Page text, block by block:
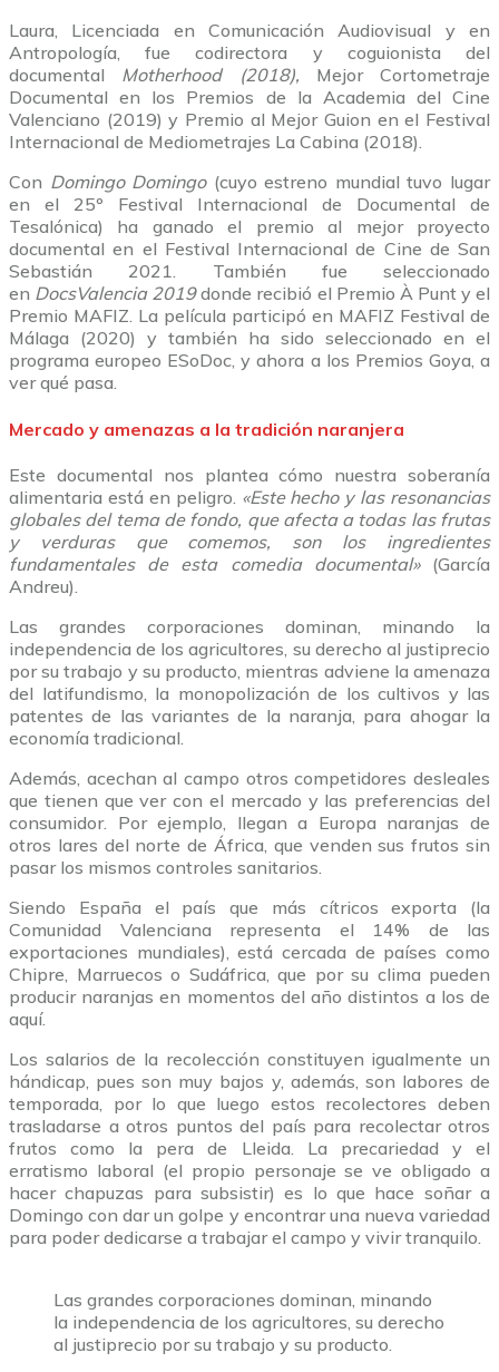
Laura, Licenciada en Comunicación Audiovisual y en
Antropología, fue codirectora y coguionista del
documental Motherhood (2018), Mejor Cortometraje
Documental en los Premios de la Academia del Cine
Valenciano (2019) y Premio al Mejor Guion en el Festival
Internacional de Mediometrajes La Cabina (2018).
Con Domingo Domingo(cuyo estreno mundial tuvo lugar
en el 25º Festival Internacional de Documental de
Tesalónica) ha ganado el premio al mejor proyecto
documental en el Festival Internacional de Cine de San
Sebastián 2021. También fue seleccionado
en DocsValencia2019donde recibió el Premio À Punt y el
Premio MAFIZ. La película participó en MAFIZ Festival de
Málaga (2020) y también ha sido seleccionado en el
programa europeo ESoDoc, y ahora a los Premios Goya, a
ver qué pasa.
Mercado y amenazas a la tradición naranjera
Este documental nos plantea cómo nuestra soberanía
alimentaria está en peligro. «Este hecho y las resonancias
globales del tema de fondo, que afecta a todas las frutas
y verduras que comemos, son los ingredientes
fundamentales de esta comedia documental»(García
Andreu).
Las grandes corporaciones dominan, minando la
independencia de los agricultores, su derecho al justiprecio
por su trabajo y su producto, mientras adviene la amenaza
del latifundismo, la monopolización de los cultivos y las
patentes de las variantes de la naranja, para ahogar la
economía tradicional.
Además, acechan al campo otros competidores desleales
que tienen que ver con el mercado y las preferencias del
consumidor. Por ejemplo, llegan a Europa naranjas de
otros lares del norte de África, que venden sus frutos sin
pasar los mismos controles sanitarios.
Siendo España el país que más cítricos exporta (la
Comunidad Valenciana representa el 14% de las
exportaciones mundiales), está cercada de países como
Chipre, Marruecos o Sudáfrica, que por su clima pueden
producir naranjas en momentos del año distintos a los de
aquí.
Los salarios de la recolección constituyen igualmente un
hándicap, pues son muy bajos y, además, son labores de
temporada, por lo que luego estos recolectores deben
trasladarse a otros puntos del país para recolectar otros
frutos como la pera de Lleida. La precariedad y el
erratismo laboral (el propio personaje se ve obligado a
hacer chapuzas para subsistir) es lo que hace soñar a
Domingo con dar un golpe y encontrar una nueva variedad
para poder dedicarse a trabajar el campo y vivir tranquilo.
Las grandes corporaciones dominan, minando
la independencia de los agricultores, su derecho
al justiprecio por su trabajo y su producto.